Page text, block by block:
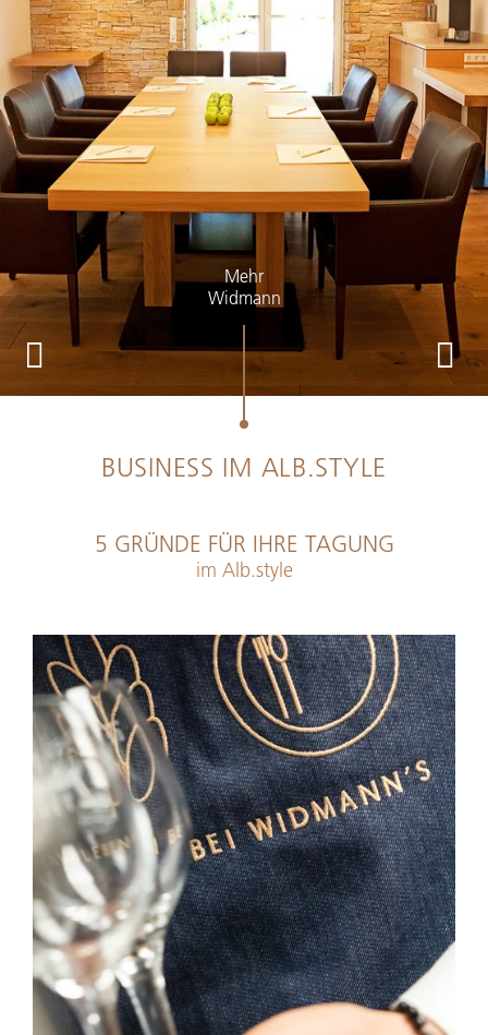
Mehr
Widmann
BUSINESS IM ALB.STYLE
5 GRÜNDE FÜR IHRE TAGUNG
im Alb.style